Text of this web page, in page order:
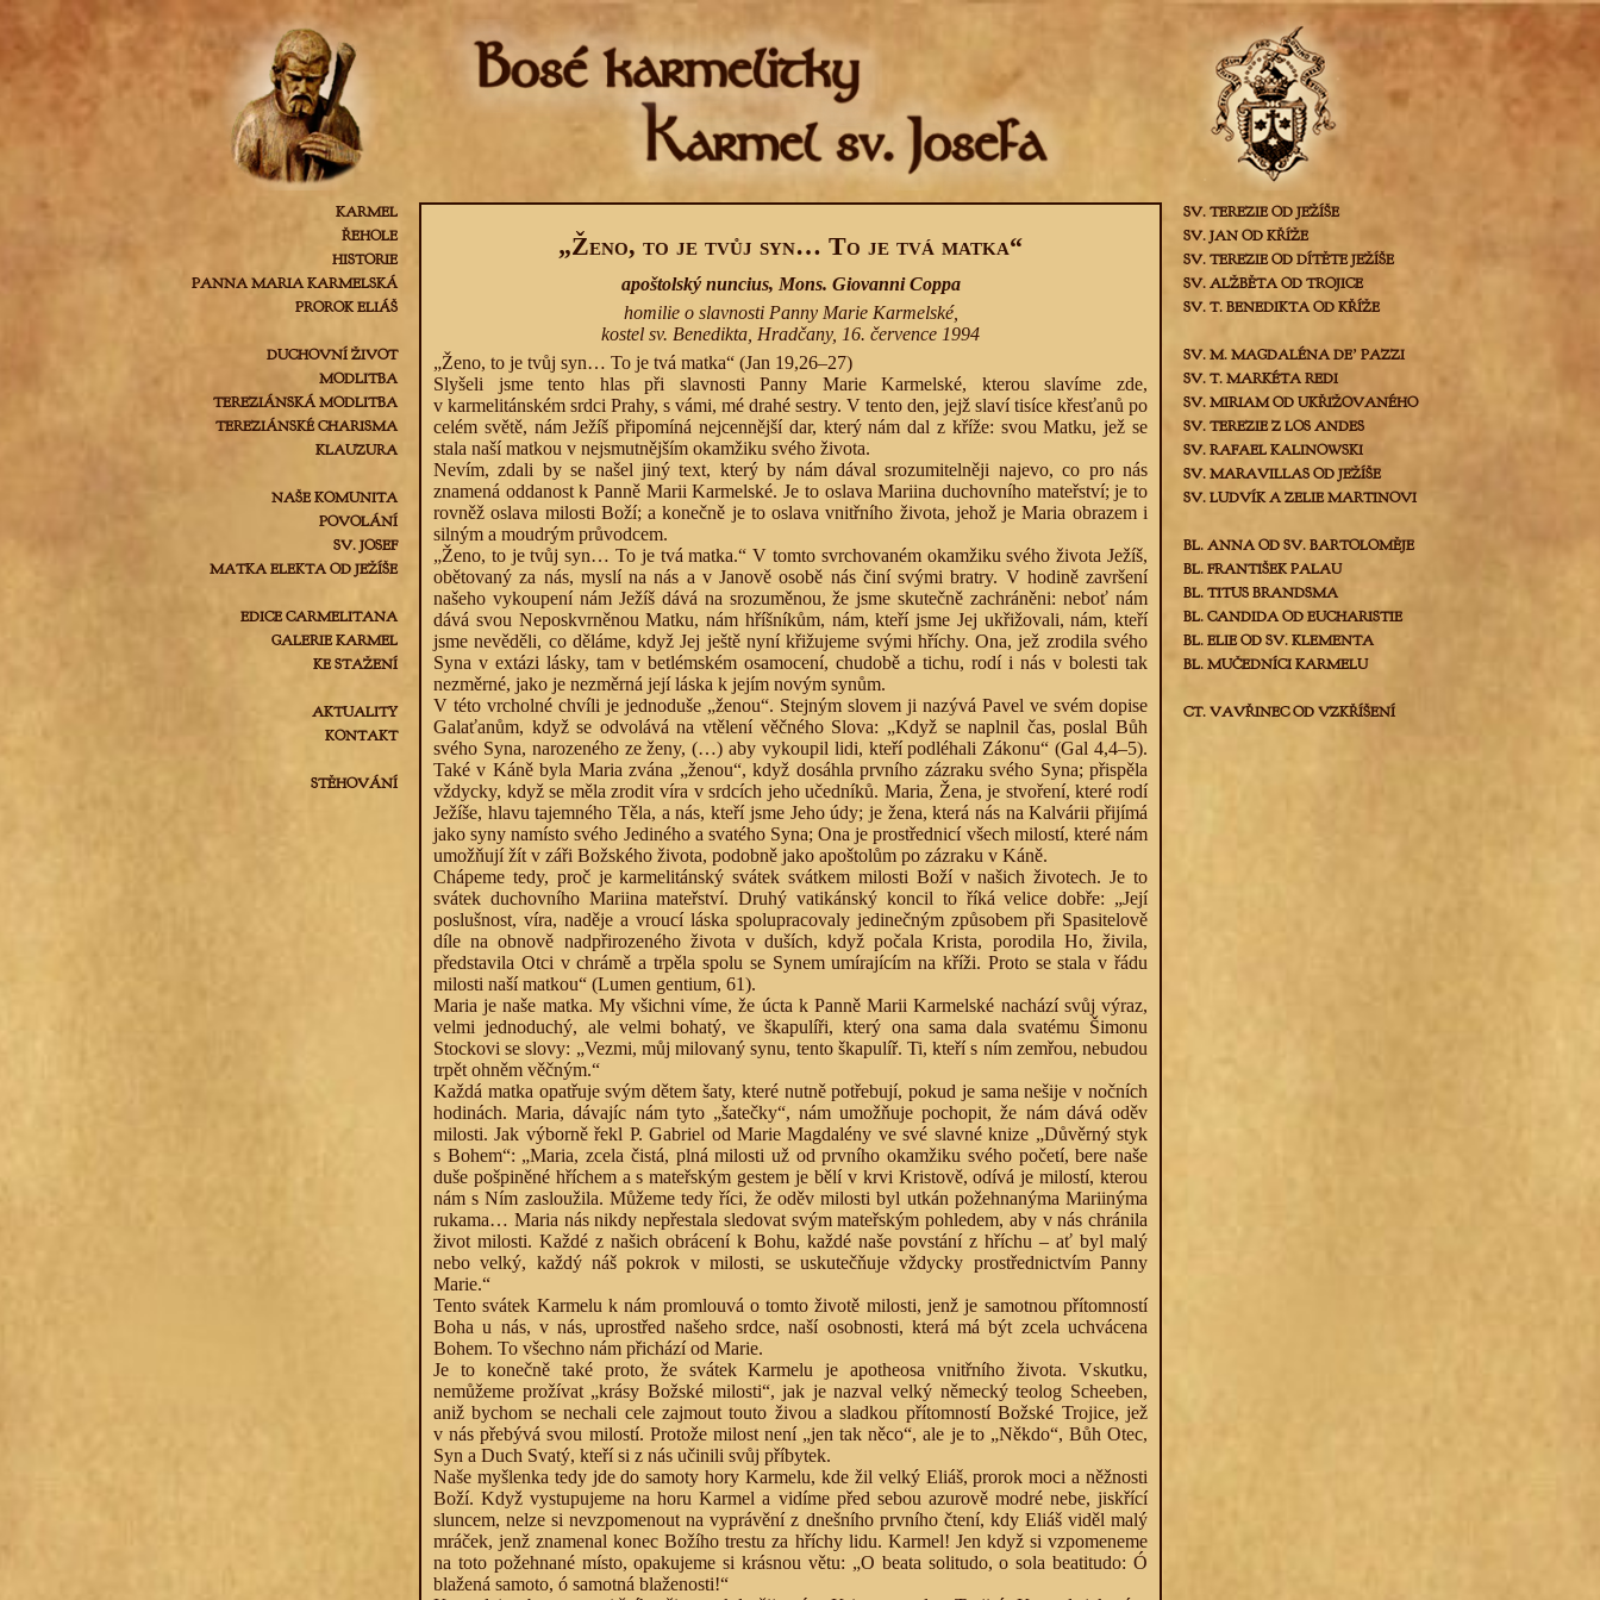
KARMEL
ŘEHOLE
HISTORIE
PANNA MARIA KARMELSKÁ
PROROK ELIÁŠ
DUCHOVNÍ ŽIVOT
MODLITBA
TEREZIÁNSKÁ MODLITBA
TEREZIÁNSKÉ CHARISMA
KLAUZURA
NAŠE KOMUNITA
POVOLÁNÍ
SV. JOSEF
MATKA ELEKTA OD JEŽÍŠE
EDICE CARMELITANA
GALERIE KARMEL
KE STAŽENÍ
AKTUALITY
KONTAKT
STĚHOVÁNÍ
„Ženo, to je tvůj syn… To je tvá matka“
apoštolský nuncius, Mons. Giovanni Coppa
homilie o slavnosti Panny Marie Karmelské,
kostel sv. Benedikta, Hradčany, 16. července 1994
„Ženo, to je tvůj syn… To je tvá matka“ (Jan 19,26–27)
Slyšeli jsme tento hlas při slavnosti Panny Marie Karmelské, kterou slavíme zde,
v karmelitánském srdci Prahy, s vámi, mé drahé sestry. V tento den, jejž slaví tisíce křesťanů po
celém světě, nám Ježíš připomíná nejcennější dar, který nám dal z kříže: svou Matku, jež se
stala naší matkou v nejsmutnějším okamžiku svého života.
Nevím, zdali by se našel jiný text, který by nám dával srozumitelněji najevo, co pro nás
znamená oddanost k Panně Marii Karmelské. Je to oslava Mariina duchovního mateřství; je to
rovněž oslava milosti Boží; a konečně je to oslava vnitřního života, jehož je Maria obrazem i
silným a moudrým průvodcem.
„Ženo, to je tvůj syn… To je tvá matka.“ V tomto svrchovaném okamžiku svého života Ježíš,
obětovaný za nás, myslí na nás a v Janově osobě nás činí svými bratry. V hodině završení
našeho vykoupení nám Ježíš dává na srozuměnou, že jsme skutečně zachráněni: neboť nám
dává svou Neposkvrněnou Matku, nám hříšníkům, nám, kteří jsme Jej ukřižovali, nám, kteří
jsme nevěděli, co děláme, když Jej ještě nyní křižujeme svými hříchy. Ona, jež zrodila svého
Syna v extázi lásky, tam v betlémském osamocení, chudobě a tichu, rodí i nás v bolesti tak
nezměrné, jako je nezměrná její láska k jejím novým synům.
V této vrcholné chvíli je jednoduše „ženou“. Stejným slovem ji nazývá Pavel ve svém dopise
Galaťanům, když se odvolává na vtělení věčného Slova: „Když se naplnil čas, poslal Bůh
svého Syna, narozeného ze ženy, (…) aby vykoupil lidi, kteří podléhali Zákonu“ (Gal 4,4–5).
Také v Káně byla Maria zvána „ženou“, když dosáhla prvního zázraku svého Syna; přispěla
vždycky, když se měla zrodit víra v srdcích jeho učedníků. Maria, Žena, je stvoření, které rodí
Ježíše, hlavu tajemného Těla, a nás, kteří jsme Jeho údy; je žena, která nás na Kalvárii přijímá
jako syny namísto svého Jediného a svatého Syna; Ona je prostřednicí všech milostí, které nám
umožňují žít v záři Božského života, podobně jako apoštolům po zázraku v Káně.
Chápeme tedy, proč je karmelitánský svátek svátkem milosti Boží v našich životech. Je to
svátek duchovního Mariina mateřství. Druhý vatikánský koncil to říká velice dobře: „Její
poslušnost, víra, naděje a vroucí láska spolupracovaly jedinečným způsobem při Spasitelově
díle na obnově nadpřirozeného života v duších, když počala Krista, porodila Ho, živila,
představila Otci v chrámě a trpěla spolu se Synem umírajícím na kříži. Proto se stala v řádu
milosti naší matkou“ (Lumen gentium, 61).
Maria je naše matka. My všichni víme, že úcta k Panně Marii Karmelské nachází svůj výraz,
velmi jednoduchý, ale velmi bohatý, ve škapulíři, který ona sama dala svatému Šimonu
Stockovi se slovy: „Vezmi, můj milovaný synu, tento škapulíř. Ti, kteří s ním zemřou, nebudou
trpět ohněm věčným.“
Každá matka opatřuje svým dětem šaty, které nutně potřebují, pokud je sama nešije v nočních
hodinách. Maria, dávajíc nám tyto „šatečky“, nám umožňuje pochopit, že nám dává oděv
milosti. Jak výborně řekl P. Gabriel od Marie Magdalény ve své slavné knize „Důvěrný styk
s Bohem“: „Maria, zcela čistá, plná milosti už od prvního okamžiku svého početí, bere naše
duše pošpiněné hříchem a s mateřským gestem je bělí v krvi Kristově, odívá je milostí, kterou
nám s Ním zasloužila. Můžeme tedy říci, že oděv milosti byl utkán požehnanýma Mariinýma
rukama… Maria nás nikdy nepřestala sledovat svým mateřským pohledem, aby v nás chránila
život milosti. Každé z našich obrácení k Bohu, každé naše povstání z hříchu – ať byl malý
nebo velký, každý náš pokrok v milosti, se uskutečňuje vždycky prostřednictvím Panny
Marie.“
Tento svátek Karmelu k nám promlouvá o tomto životě milosti, jenž je samotnou přítomností
Boha u nás, v nás, uprostřed našeho srdce, naší osobnosti, která má být zcela uchvácena
Bohem. To všechno nám přichází od Marie.
Je to konečně také proto, že svátek Karmelu je apotheosa vnitřního života. Vskutku,
nemůžeme prožívat „krásy Božské milosti“, jak je nazval velký německý teolog Scheeben,
aniž bychom se nechali cele zajmout touto živou a sladkou přítomností Božské Trojice, jež
v nás přebývá svou milostí. Protože milost není „jen tak něco“, ale je to „Někdo“, Bůh Otec,
Syn a Duch Svatý, kteří si z nás učinili svůj příbytek.
Naše myšlenka tedy jde do samoty hory Karmelu, kde žil velký Eliáš, prorok moci a něžnosti
Boží. Když vystupujeme na horu Karmel a vidíme před sebou azurově modré nebe, jiskřící
sluncem, nelze si nevzpomenout na vyprávění z dnešního prvního čtení, kdy Eliáš viděl malý
mráček, jenž znamenal konec Božího trestu za hříchy lidu. Karmel! Jen když si vzpomeneme
na toto požehnané místo, opakujeme si krásnou větu: „O beata solitudo, o sola beatitudo: Ó
blažená samoto, ó samotná blaženosti!“
SV. TEREZIE OD JEŽÍŠE
SV. JAN OD KŘÍŽE
SV. TEREZIE OD DÍTĚTE JEŽÍŠE
SV. ALŽBĚTA OD TROJICE
SV. T. BENEDIKTA OD KŘÍŽE
SV. M. MAGDALÉNA DEʼ PAZZI
SV. T. MARKÉTA REDI
SV. MIRIAM OD UKŘIŽOVANÉHO
SV. TEREZIE Z LOS ANDES
SV. RAFAEL KALINOWSKI
SV. MARAVILLAS OD JEŽÍŠE
SV. LUDVÍK A ZELIE MARTINOVI
BL. ANNA OD SV. BARTOLOMĚJE
BL. FRANTIŠEK PALAU
BL. TITUS BRANDSMA
BL. CANDIDA OD EUCHARISTIE
BL. ELIE OD SV. KLEMENTA
BL. MUČEDNÍCI KARMELU
CT. VAVŘINEC OD VZKŘÍŠENÍ